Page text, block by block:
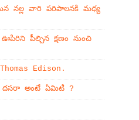
నల్ల వారి పరిపాలనకి మధ్య
పీల్చిన క్షణం నుంచి
Edison.
- దసరా అంటే ఏమిటి ?